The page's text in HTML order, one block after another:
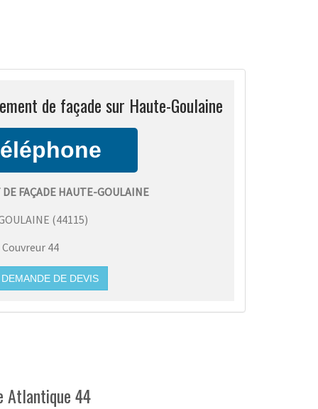
de façade sur Haute-Goulaine
FAÇADE HAUTE-GOULAINE
(44115)
Couvreur 44
DE DEVIS
Atlantique 44